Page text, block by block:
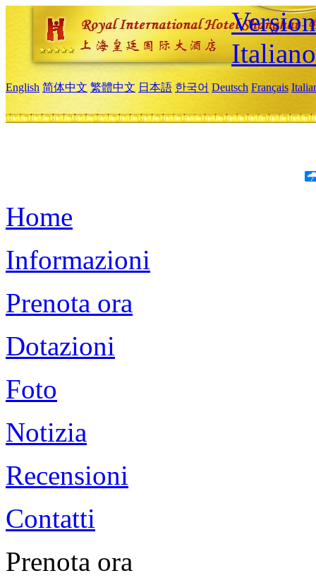
Italiano
English 简体中文 繁體中文 日本語 한국어 Deutsch Français
Home
Informazioni
Prenota ora
Dotazioni
Foto
Notizia
Recensioni
Contatti
Prenota ora